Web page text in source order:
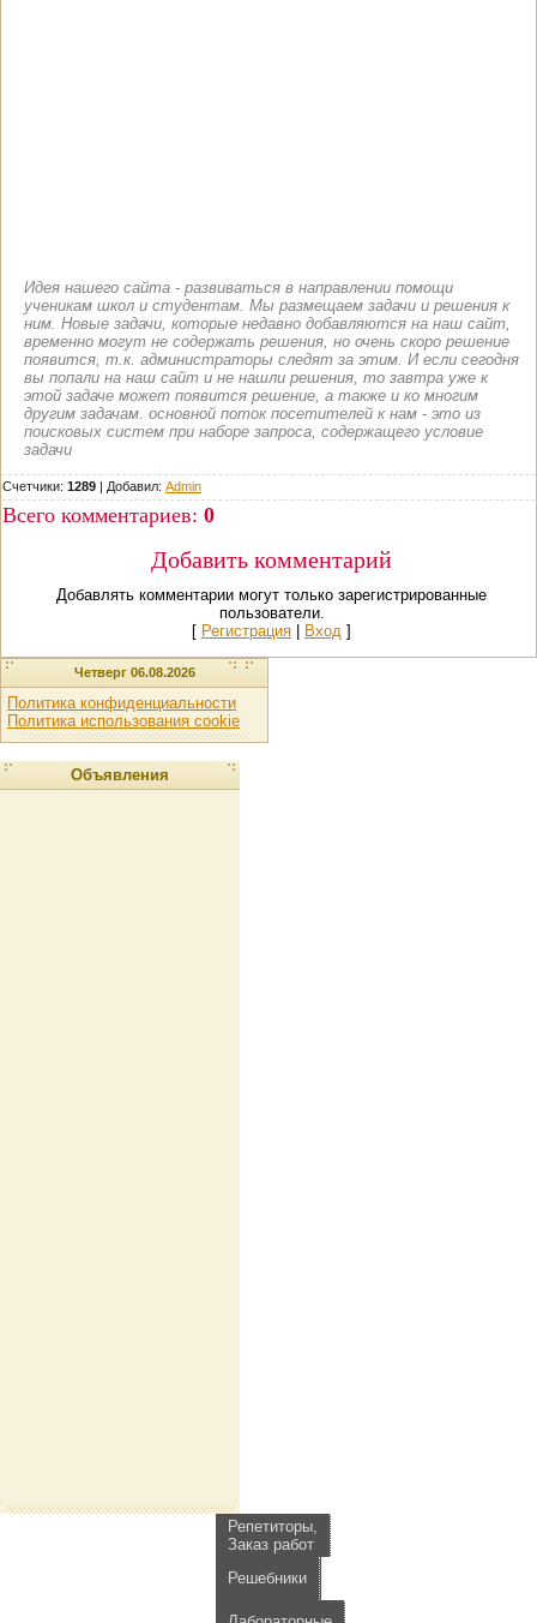
Идея нашего сайта - развиваться в направлении помощи
ученикам школ и студентам. Мы размещаем задачи и решения к
ним. Новые задачи, которые недавно добавляются на наш сайт,
временно могут не содержать решения, но очень скоро решение
появится, т.к. администраторы следят за этим. И если сегодня
вы попали на наш сайт и не нашли решения, то завтра уже к
этой задаче может появится решение, а также и ко многим
другим задачам. основной поток посетителей к нам - это из
поисковых систем при наборе запроса, содержащего условие
задачи
Счетчики: 1289 | Добавил: Admin
Всего комментариев: 0
Добавить комментарий
Добавлять комментарии могут только зарегистрированные
пользователи.
[ Регистрация Вход ]
Четверг 06.08.2026
Политика конфиденциальности
Политика использования cookie
Объявления
Репетиторы,
Заказ работ
Решебники